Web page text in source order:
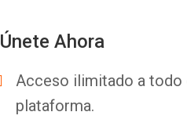
Únete Ahora
Acceso ilimitado a todo
plataforma.